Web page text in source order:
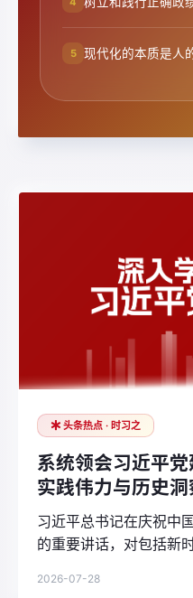
5 现代化的本质是人
头条热点 · 时习之
系统领会习近平党
实践伟力与历史洞
习近平总书记在庆祝中
的重要讲话，对包括新
2026-07-28